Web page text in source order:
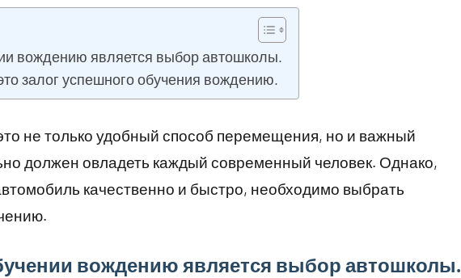
вождению является выбор автошколы.
залог успешного обучения вождению.
не только удобный способ перемещения, но и важный
должен овладеть каждый современный человек. Однако,
качественно и быстро, необходимо выбрать
вождению является выбор автошколы.